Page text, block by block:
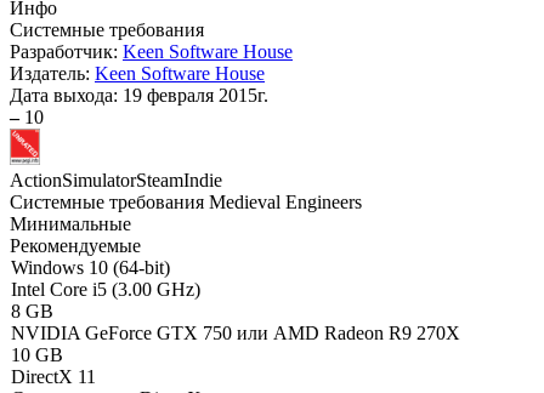
Инфо
Системные требования
Разработчик: Keen Software House
Издатель: Keen Software House
Дата выхода: 19 февраля 2015г.
– 10
ActionSimulatorSteamIndie
Системные требования Medieval Engineers
Минимальные
Рекомендуемые
Windows 10 (64-bit)
Intel Core i5 (3.00 GHz)
8 GB
NVIDIA GeForce GTX 750 или AMD Radeon R9 270X
10 GB
DirectX 11